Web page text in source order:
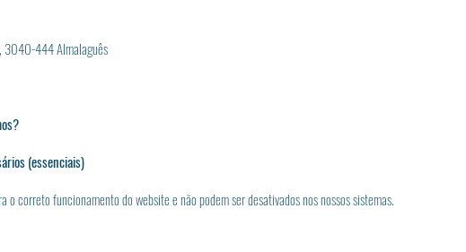
3040-444 Almalaguês
(essenciais)
o correto funcionamento do website e não podem ser desativados nos nossos sistemas.